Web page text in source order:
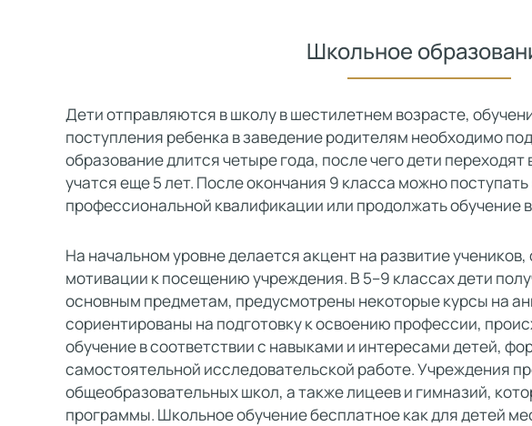
Школьное
Дети отправляются в школу в шестилетнем возрасте,
поступления ребенка в заведение родителям необходимо
образование длится четыре года, после чего дети
учатся еще 5 лет. После окончания 9 класса можно
профессиональной квалификации или продолжать обучение
На начальном уровне делается акцент на развитие
мотивации к посещению учреждения. В 5–9 классах дети
основным предметам, предусмотрены некоторые курсы на
сориентированы на подготовку к освоению профессии,
обучение в соответствии с навыками и интересами детей,
самостоятельной исследовательской работе. Учреждения
общеобразовательных школ, а также лицеев и гимназий,
программы. Школьное обучение бесплатное как для детей